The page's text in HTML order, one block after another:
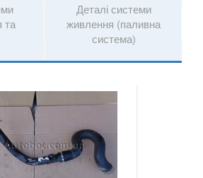
та
Деталі системи
живлення (паливна
система)